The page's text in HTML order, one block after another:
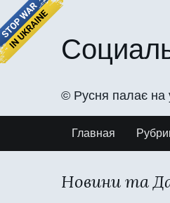
©️ Русня палає на
Главная
Новини та